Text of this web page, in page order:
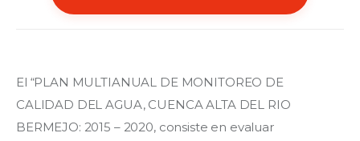
El “PLAN MULTIANUAL DE MONITOREO DE
CALIDAD DEL AGUA, CUENCA ALTA DEL RIO
BERMEJO: 2015 – 2020, consiste en evaluar